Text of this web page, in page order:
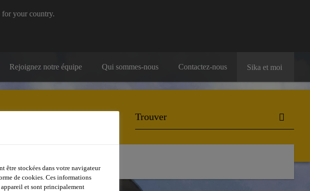
for your country.
Rejoignez notre équipe Qui sommes-nous Contactez-nous Sika et moi
être stockées dans votre navigateur
de cookies. Ces informations
et sont principalement